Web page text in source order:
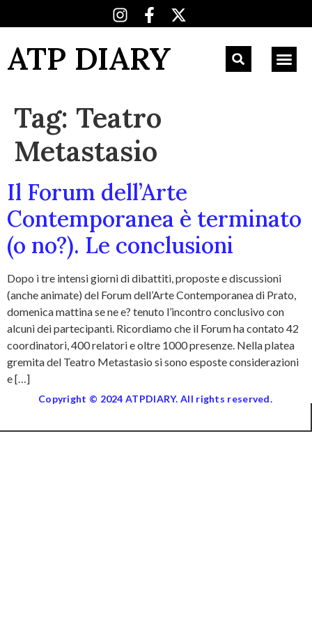
ATP DIARY
Tag: Teatro
Metastasio
Il Forum dell’Arte
Contemporanea è terminato
(o no?). Le conclusioni
Dopo i tre intensi giorni di dibattiti, proposte e discussioni
(anche animate) del Forum dell’Arte Contemporanea di Prato,
domenica mattina se ne e? tenuto l’incontro conclusivo con
alcuni dei partecipanti. Ricordiamo che il Forum ha contato 42
coordinatori, 400 relatori e oltre 1000 presenze. Nella platea
gremita del Teatro Metastasio si sono esposte considerazioni
e […]
Copyright © 2024 ATPDIARY. All rights reserved.